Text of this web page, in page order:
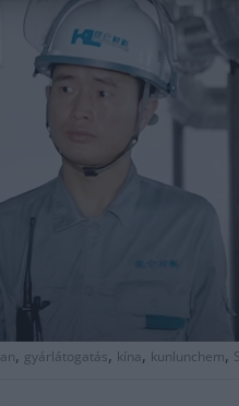
, gyárlátogatás, kína, kunlunchem,